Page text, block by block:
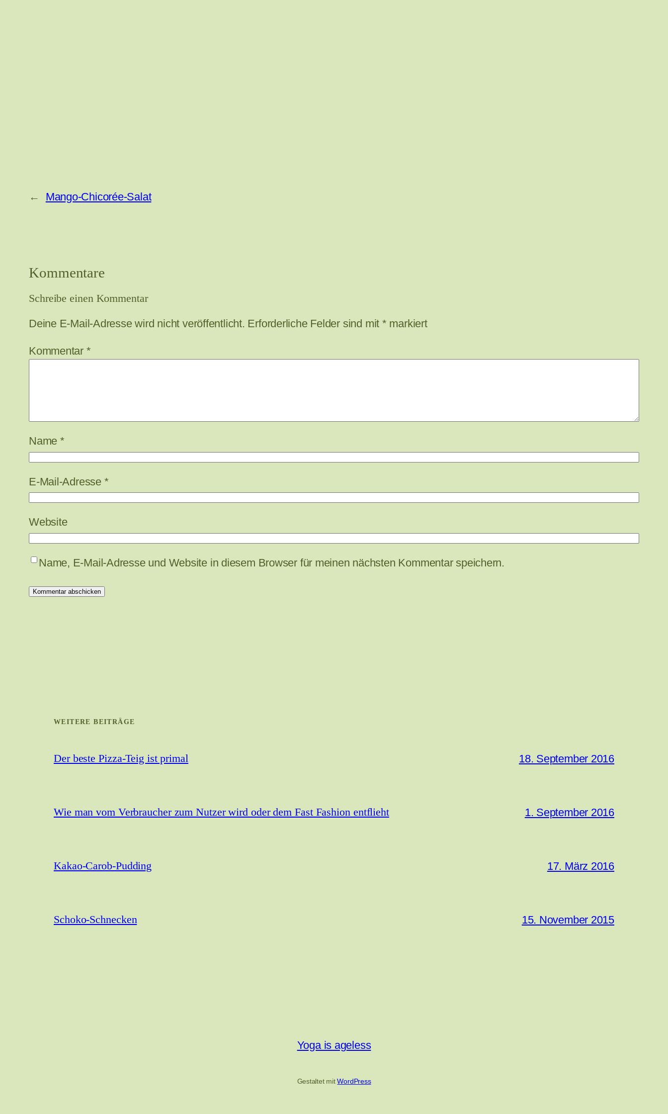
← Mango-Chicorée-Salat
Kommentare
Schreibe einen Kommentar
Deine E-Mail-Adresse wird nicht veröffentlicht. Erforderliche Felder sind mit * markiert
Kommentar *
Name *
E-Mail-Adresse *
Website
Name, E-Mail-Adresse und Website in diesem Browser für meinen nächsten Kommentar speichern.
WEITERE BEITRÄGE
Der beste Pizza-Teig ist primal 18. September 2016
Wie man vom Verbraucher zum Nutzer wird oder dem Fast Fashion entflieht 1. September 2016
Kakao-Carob-Pudding 17. März 2016
Schoko-Schnecken 15. November 2015
Yoga is ageless
Gestaltet mitWordPress